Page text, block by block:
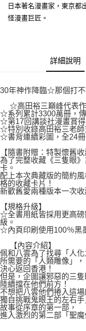
※ 請注意：結帳手續完成當
購買商品的店家。未經商家
後付繳納相關費用。
權轉讓予恩沛科技股份有限
２．關於個人資料處理事宜
https://aftee.tw/terms/
３．未成年的使用者請事先
「AFTEE先享後付」，若未
任。
時審查核予不同之上限額度
請求用戶進行身份認證。
５．嚴禁一人註冊多個帳號
恩沛科技股份有限公司將有
每筆NT$80，滿NT$500(
付款後7-11取貨
每筆NT$80，滿NT$500(
宅配
每筆NT$100，滿NT$800(
國家/地區配送
日本著名漫畫家，東京都
怪漫畫巨匠。
詳細說明
30年神作降臨☆那個打
☆高田裕三巔峰代表作
☆系列累計3300萬冊，
☆第17回講談社漫畫賞
☆特別收錄高田裕三老師
☆書背連續彩圖，全24
【隨書附贈：特製懷舊收
為了完整收藏《三隻眼
卡。
配上本次典藏版的簡約
格的收藏卡片！
新歡舊愛兩種版本一次收
【規格升級】
☆全書用紙皆採用更高磅
級。
☆內頁印刷使用100％黑
【內容介紹】
佩和八雲為了找尋「人化
所需要的「人類雕像」，
決心返回香港！
但是，企圖讓邪惡的三
陸續擋在他們前方！
不想把八雲他們捲入這場
獨自挑戰鬼眼王的左右
故事從序章的第一部，
進入激烈的第二部「聖魔